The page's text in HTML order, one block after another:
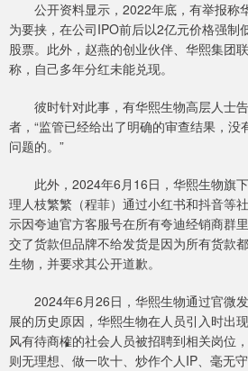
公开资料显示，2022年底，有举报称
为要挟，在公司IPO前后以2亿元价格强制
股票。此外，赵燕的创业伙伴、华熙集团
称，自己多年分红未能兑现。
彼时针对此事，有华熙生物高层人士
者，“监管已经给出了明确的审查结果，
问题的。”
此外，2024年6月16日，华熙生物旗下
理人枝繁繁（程菲）通过小红书和抖音等
示因夸迪官方客服号在所有夸迪经销商群
交了货款但品牌不给发货是因为所有货款
生物，并要求其公开道歉。
2024年6月26日，华熙生物通过官微发
展的历史原因，华熙生物在人员引入时出
风有待商榷的社会人员被招聘到相关岗位
则无理想、做一吹十、炒作个人IP、毫无